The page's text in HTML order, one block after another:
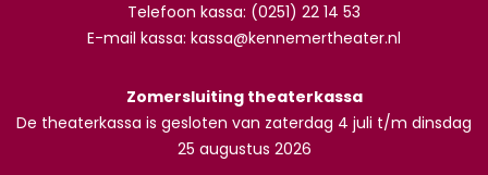
Telefoon kassa: (0251) 22 14 53
E-mail kassa: kassa@kennemertheater.nl
Zomersluiting theaterkassa
De theaterkassa is gesloten van zaterdag 4 juli t/m dinsdag
25 augustus 2026